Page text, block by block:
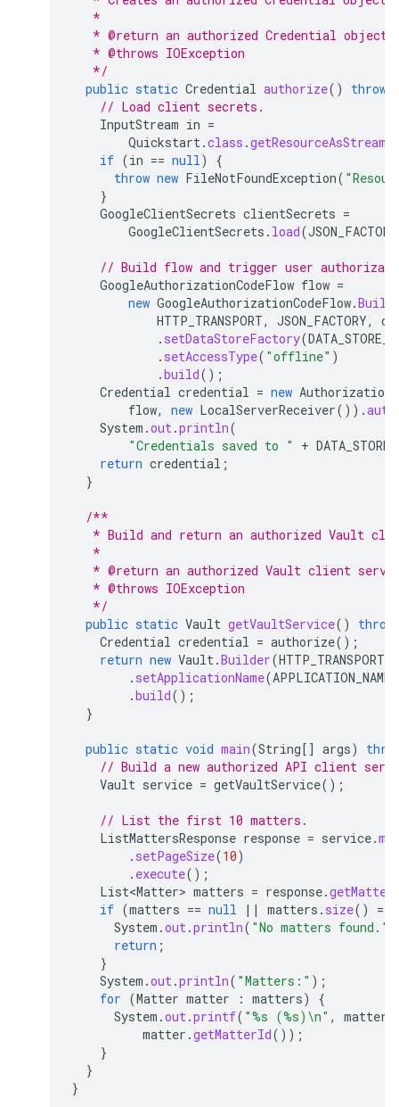
   *
   * @return an authorized Credential object.
   * @throws IOException
   */
public static Credential authorize()
throws
// Load client secrets.
InputStream in =
Quickstart.class .getResourceAsStream
if (in == null)
{
throw new FileNotFoundException(
}
GoogleClientSecrets clientSecrets =
GoogleClientSecrets . load(JSON_FACTORY
// Build flow and trigger user
GoogleAuthorizationCodeFlow flow =
new GoogleAuthorizationCodeFlow.
HTTP_TRANSPORT, JSON_FACTORY,
. setDataStoreFactory(
. setAccessType( "offline" )
.build();
Credential credential = new
flow, new LocalServerReceiver()).
System .out.println(
"Credentials saved to "
+
return credential ;
}
/**
* Build and return an authorized Vault
   *
* @return an authorized Vault client
   * @throws IOException
   */
public static Vault getVaultService()
Credential credential = authorize();
return new Vault.Builder(HTTP_TRANSPORT
. setApplicationName(APPLICATION_NAME
.build();
}
public static void main(String[] args)
// Build a new authorized API client
Vault service = getVaultService();
// List the first 10 matters.
ListMattersResponse response = service.
. setPageSize(10)
. execute();
List<Matter> matters = response.
if (matters == null || matters . size() ==
System .out.println( "No matters found."
return ;
}
System .out.println( "Matters:" );
for (Matter matter : matters)
{
System .out.printf( "%s (%s)\n" , matter
matter .getMatterId());
}
}
}